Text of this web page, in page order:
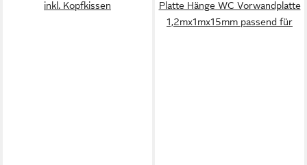
inkl. Kopfkissen
Platte Hänge WC Vorwandplatte
1,2mx1mx15mm passend für